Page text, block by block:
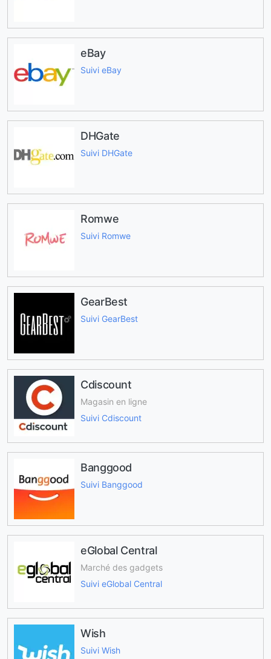
eBay
Suivi eBay
DHGate
Suivi DHGate
Romwe
Suivi Romwe
GearBest
Suivi GearBest
Cdiscount
Magasin en ligne
Suivi Cdiscount
Banggood
Suivi Banggood
eGlobal Central
Marché des gadgets
Suivi eGlobal Central
Wish
Suivi Wish